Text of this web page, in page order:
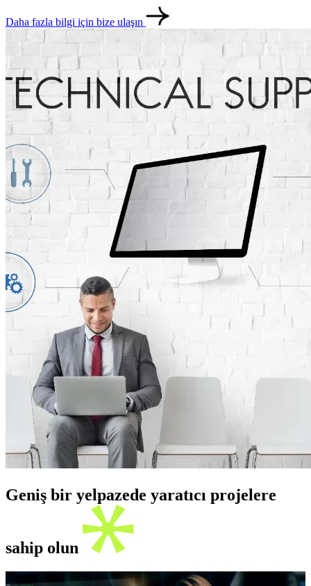
İletişim
Daha fazla bilgi için bize ulaşın
Geniş bir yelpazede yaratıcı projelere
sahip olun